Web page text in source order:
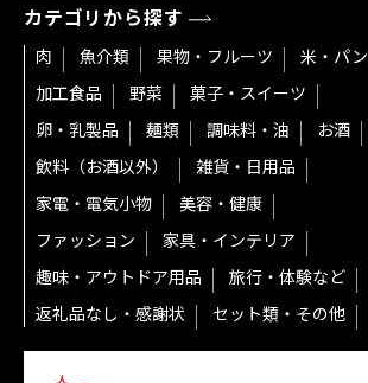
カテゴリから探す
肉 魚介類 果物・フルーツ
米・パン
加工食品
野菜
菓子・スイーツ
卵・乳製品
麺類 調味料・油
お酒
飲料（お酒以外）
雑貨・日用品
家電・電気小物
美容・健康
ファッション
家具・インテリア
趣味・アウトドア用品
旅行・体験など
返礼品なし・感謝状
セット類・その他